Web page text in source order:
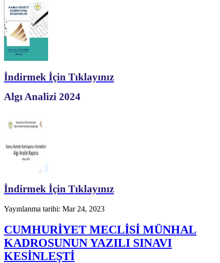
İndirmek İçin Tıklayınız
Algı Analizi 2024
İndirmek İçin Tıklayınız
Yayınlanma tarihi: Mar 24, 2023
CUMHURİYET MECLİSİ MÜNHAL
KADROSUNUN YAZILI SINAVI
KESİNLEŞTİ